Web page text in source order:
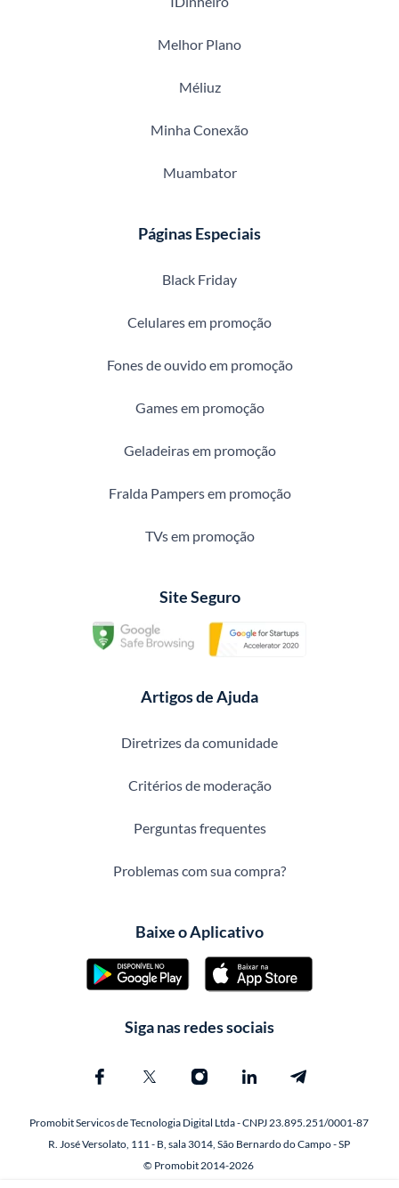
Melhor Plano
Méliuz
Minha Conexão
Muambator
Páginas Especiais
Black Friday
Celulares em promoção
Fones de ouvido em promoção
Games em promoção
Geladeiras em promoção
Fralda Pampers em promoção
TVs em promoção
Site Seguro
Artigos de Ajuda
Diretrizes da comunidade
Critérios de moderação
Perguntas frequentes
Problemas com sua compra?
Baixe o Aplicativo
Siga nas redes sociais
Promobit Servicos de Tecnologia Digital Ltda - CNPJ 23.895.251/0001-87
R. José Versolato, 111 - B, sala 3014, São Bernardo do Campo - SP
© Promobit 2014-2026